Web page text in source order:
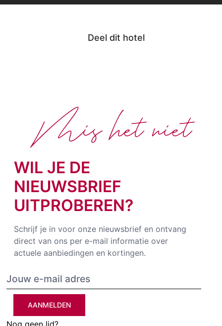
Deel dit hotel
WIL JE DE
NIEUWSBRIEF
UITPROBEREN?
Schrijf je in voor onze nieuwsbrief en ontvang
direct van ons per e-mail informatie over
actuele aanbiedingen en kortingen.
AANMELDEN
Nog geen lid?
Mis het niet